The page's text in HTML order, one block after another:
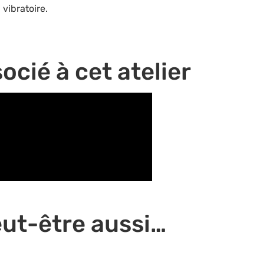
vibratoire.
à cet atelier
être aussi…